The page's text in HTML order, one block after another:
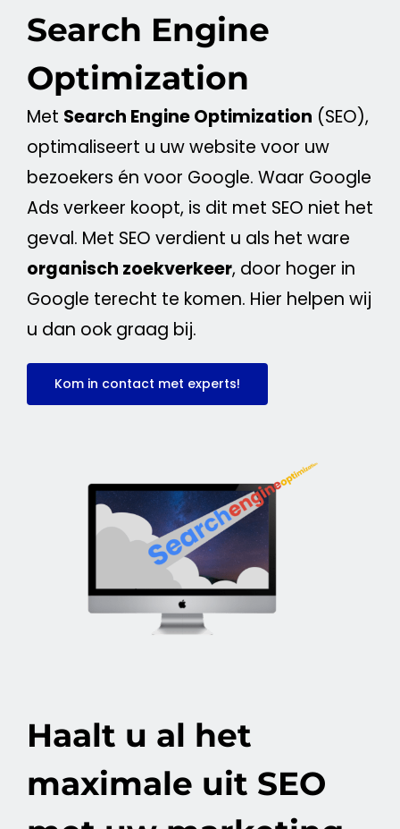
Search Engine
Optimization
Met Search EngineOptimization (SEO),
optimaliseert u uwwebsite voor uw
bezoekers én voor Google. Waar Google
Ads verkeer koopt, is dit met SEO niet het
geval. Met SEO verdient u als het ware
organisch zoekverkeer, door hoger in
Google terecht te komen. Hier helpen wij
u dan ook graag bij.
Kom in contact met experts!
Haalt u al het
maximale uit SEO